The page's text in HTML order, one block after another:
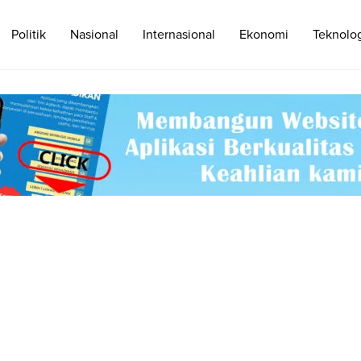
Politik Nasional Internasional Ekonomi